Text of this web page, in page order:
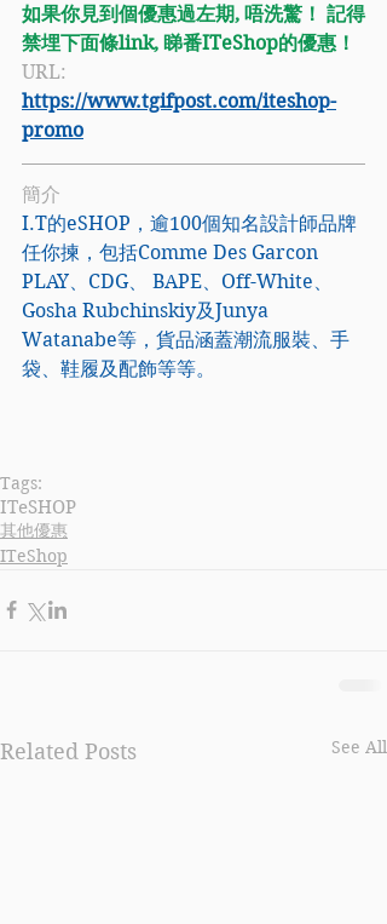
如果你見到個優惠過左期, 唔洗驚！ 記得
禁埋下面條link, 睇番ITeShop的優惠！
URL:
https://www.tgifpost.com/iteshop-
promo
簡介
I.T的eSHOP，逾100個知名設計師品牌
任你揀，包括Comme Des Garcon
PLAY、CDG、 BAPE、Off-White、
Gosha Rubchinskiy及Junya
Watanabe等，貨品涵蓋潮流服裝、手
袋、鞋履及配飾等等。
Tags:
ITeSHOP
其他優惠
ITeShop
Related Posts See All